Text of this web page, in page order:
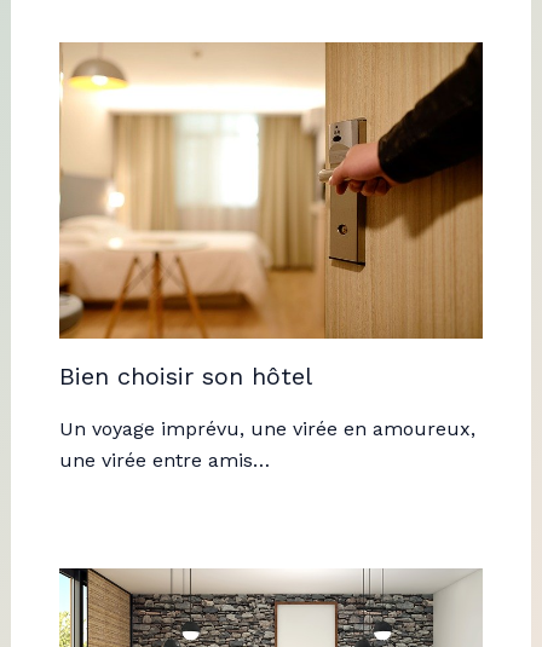
Bien choisir son hôtel
Un voyage imprévu, une virée en amoureux,
une virée entre amis…